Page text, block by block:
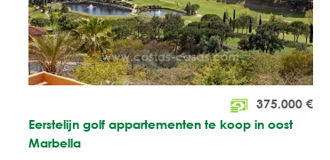
375.000 €
Eerstelijn golf appartementen te koop in oost
Marbella